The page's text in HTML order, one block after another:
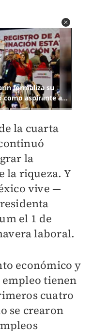
la cuarta
la
la riqueza. Y
vive —
el 1 de
laboral.
económico y
tienen
cuatro
se crearon